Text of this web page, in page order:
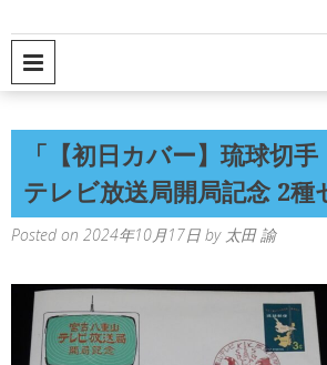
「【初日カバー】琉球切
テレビ放送局開局記念 2種
Posted on 2024年10月17日 by 太田 諭